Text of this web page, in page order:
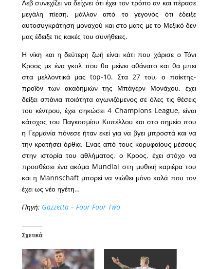
Λεβ συνεχίζει να δείχνει ότι έχει τον τρόπο αν και πέρασε
μεγάλη πίεση, μάλλον από το γεγονός ότι έδειξε
αυτοσυγκράτηση μοναχού και στο ματς με το Μεξικό δεν
μας έδειξε τις κακές του συνήθειες.
Η νίκη και η δεύτερη ζωή είναι κάτι που χάρισε ο Τόνι
Κροος με ένα γκολ που θα μείνει αθάνατο και θα μπει
στα μελλοντικά μας top-10. Στα 27 του, ο παίκτης-
προϊόν των ακαδημιών της Μπάγερν Μονάχου, έχει
δείξει σπάνια ποιότητα αγωνιζόμενος σε όλες τις θέσεις
του κέντρου, έχει σηκώσει 4 Champions League, είναι
κάτοχος του Παγκοσμίου Κυπέλλου και στο σημείο που
η Γερμανία πόνεσε ήταν εκεί για να βγει μπροστά και να
την κρατήσει όρθια. Ενας από τους κορυφαίους μέσους
στην ιστορία του αθλήματος, ο Κροος, έχει στόχο να
προσθέσει ένα ακόμα Mundial στη μυθική καριέρα του
και η Mannschaft μπορεί να νιώθει μόνο καλά που τον
έχει ως νέο ηγέτη…
Πηγή: Gazzetta – Four Four Two
Σχετικά